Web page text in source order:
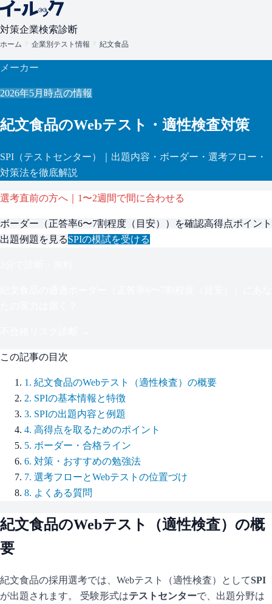
対策企業検索診断
ホーム 企業別テスト情報 紀文食品
メーカー
2026年5月 時点の情報
紀文食品のWebテスト・適性検査対策
SPI （テストセンター）
｜出題内容・ボーダー・選考フロー・
対策法を徹底解説
選考直前の方へ｜1〜2週間で間に合わせる
ボーダー（正答率6〜7割程度（目安） ）を確認高得点ポイント
出題例題を見るSPIの模試を受ける
この記事の目次
1 . 紀文食品のWebテスト（適性検査）の概要
2. SPIの基本情報と特徴
3. SPIの出題内容と例題
4. 高得点を取るためのポイント
5. ボーダー・合格ライン
6. 対策・おすすめの勉強法
7. 選考フローとWebテストの位置づけ
8. よくある質問
紀文食品のWebテスト（適性検査）の概
要
紀文食品の採用選考では、Webテスト（適性検査）としてSPI
が出題されます。 受験形式はテストセンターで、 出題分野は